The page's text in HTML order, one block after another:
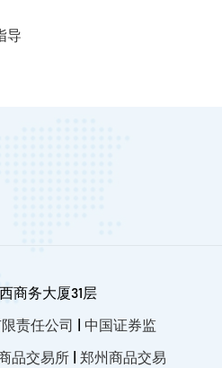
导
商务大厦31层
责任公司 中国证券监
品交易所| 郑州商品交易